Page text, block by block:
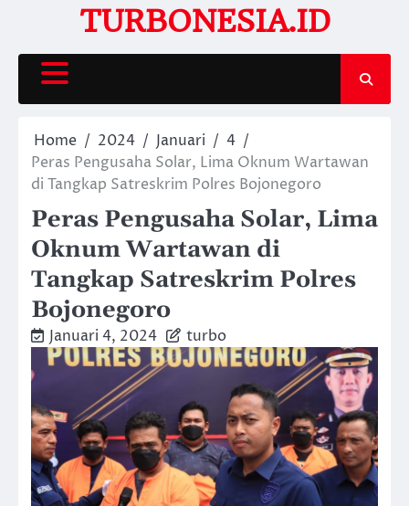
content
TURBONESIA.ID
Home 2024 Januari
4
Peras Pengusaha Solar, Lima Oknum Wartawan
di Tangkap Satreskrim Polres Bojonegoro
Peras Pengusaha Solar, Lima
Oknum Wartawan di
Tangkap Satreskrim Polres
Bojonegoro
Januari 4, 2024 turbo